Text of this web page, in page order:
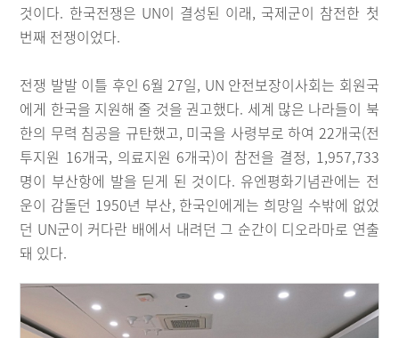
것이다. 한국전쟁은 UN이 결성된 이래, 국제군이 참전한 첫
번째 전쟁이었다.
전쟁 발발 이틀 후인 6월 27일, UN 안전보장이사회는 회원국
에게 한국을 지원해 줄 것을 권고했다. 세계 많은 나라들이 북
한의 무력 침공을 규탄했고, 미국을 사령부로 하여 22개국(전
투지원 16개국, 의료지원 6개국)이 참전을 결정, 1,957,733
명이 부산항에 발을 딛게 된 것이다. 유엔평화기념관에는 전
운이 감돌던 1950년 부산, 한국인에게는 희망일 수밖에 없었
던 UN군이 커다란 배에서 내려던 그 순간이 디오라마로 연출
돼 있다.